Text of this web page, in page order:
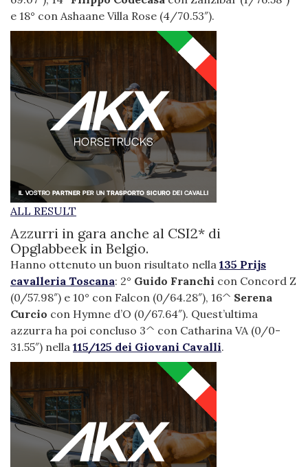
e 18° con Ashaane Villa Rose (4/70.53″).
ALL RESULT
Azzurri in gara anche al CSI2* di
Opglabbeek in Belgio.
Hanno ottenuto un buon risultato nella 135 Prijs
cavalleria Toscana: 2° Guido Franchi con Concord Z
(0/57.98″) e 10° con Falcon (0/64.28″), 16^ Serena
Curcio con Hymne d’O (0/67.64″). Quest’ultima
azzurra ha poi concluso 3^ con Catharina VA (0/0-
31.55″) nella 115/125 dei Giovani Cavalli.